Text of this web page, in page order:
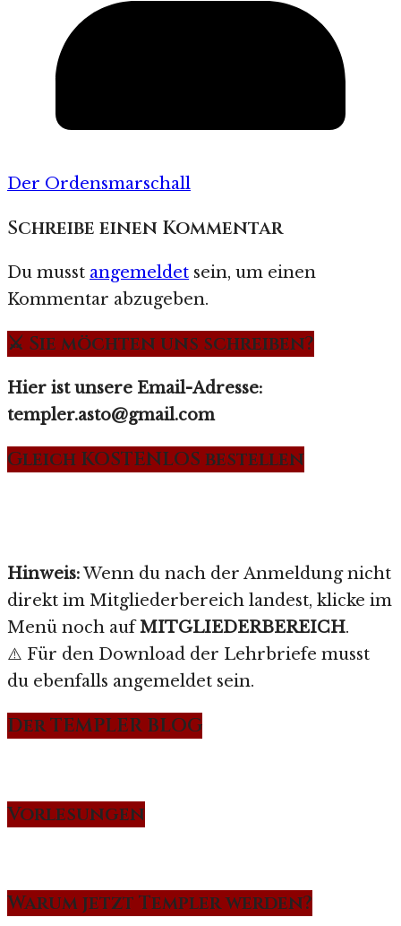
Der Ordensmarschall
Schreibe einen Kommentar
Du musst angemeldet sein, um einen
Kommentar abzugeben.
⚔️ Sie möchten uns schreiben?
Hier ist unsere Email-Adresse:
templer.asto@gmail.com
Gleich KOSTENLOS bestellen
Hinweis:Wenn du nach der Anmeldung nicht
direkt im Mitgliederbereich landest, klicke im
Menü noch aufMITGLIEDERBEREICH.
⚠️ Für den Download der Lehrbriefe musst
du ebenfalls angemeldet sein.
Der TEMPLER BLOG
Vorlesungen
Warum jetzt Templer werden?